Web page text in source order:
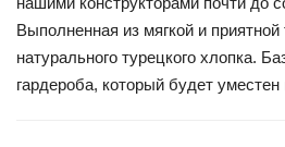
Выполненная из мягкой и приятной
натурального турецкого хлопка.
гардероба, который будет